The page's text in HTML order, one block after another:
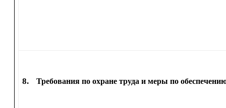
8. Требования по охране труда и меры по